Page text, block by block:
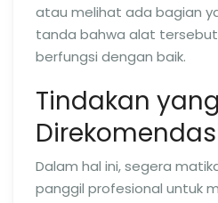
atau melihat ada bagian
tanda bahwa alat
berfungsi dengan baik.
Tindakan yang
Dalam hal ini, segera
panggil profesional untuk